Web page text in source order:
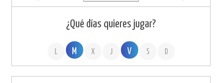
¿Qué días quieres jugar?
L M X J V S D